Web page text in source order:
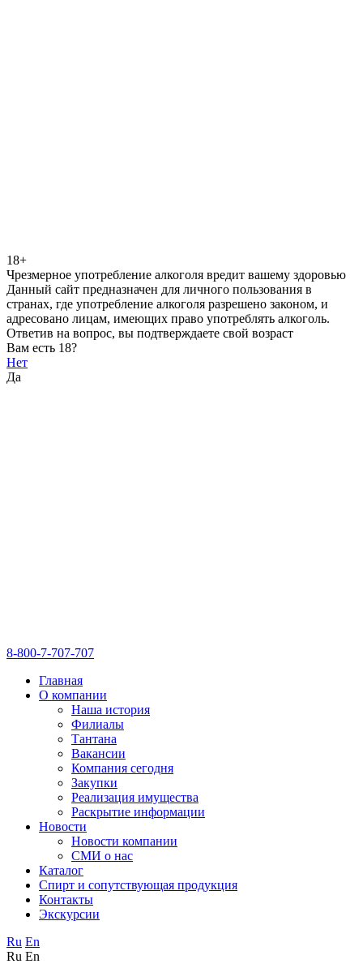
18+
Чрезмерное употребление алкоголя вредит вашему здоровью
Данный сайт предназначен для личного пользования в
странах, где употребление алкоголя разрешено законом, и
адресовано лицам, имеющих право употреблять алкоголь.
Ответив на вопрос, вы подтверждаете свой возраст
Вам есть 18?
Нет
Да
8-800-7-707-707
Главная
О компании
Наша история
Филиалы
Тантана
Вакансии
Компания сегодня
Закупки
Реализация имущества
Раскрытие информации
Новости
Новости компании
СМИ о нас
Каталог
Спирт и сопутствующая продукция
Контакты
Экскурсии
Ru En
Ru En